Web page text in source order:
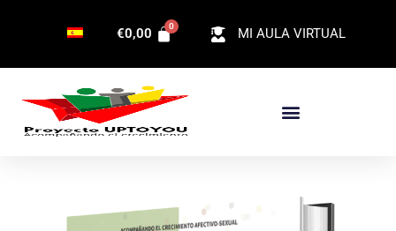
MI AULA VIRTUAL
€0,00